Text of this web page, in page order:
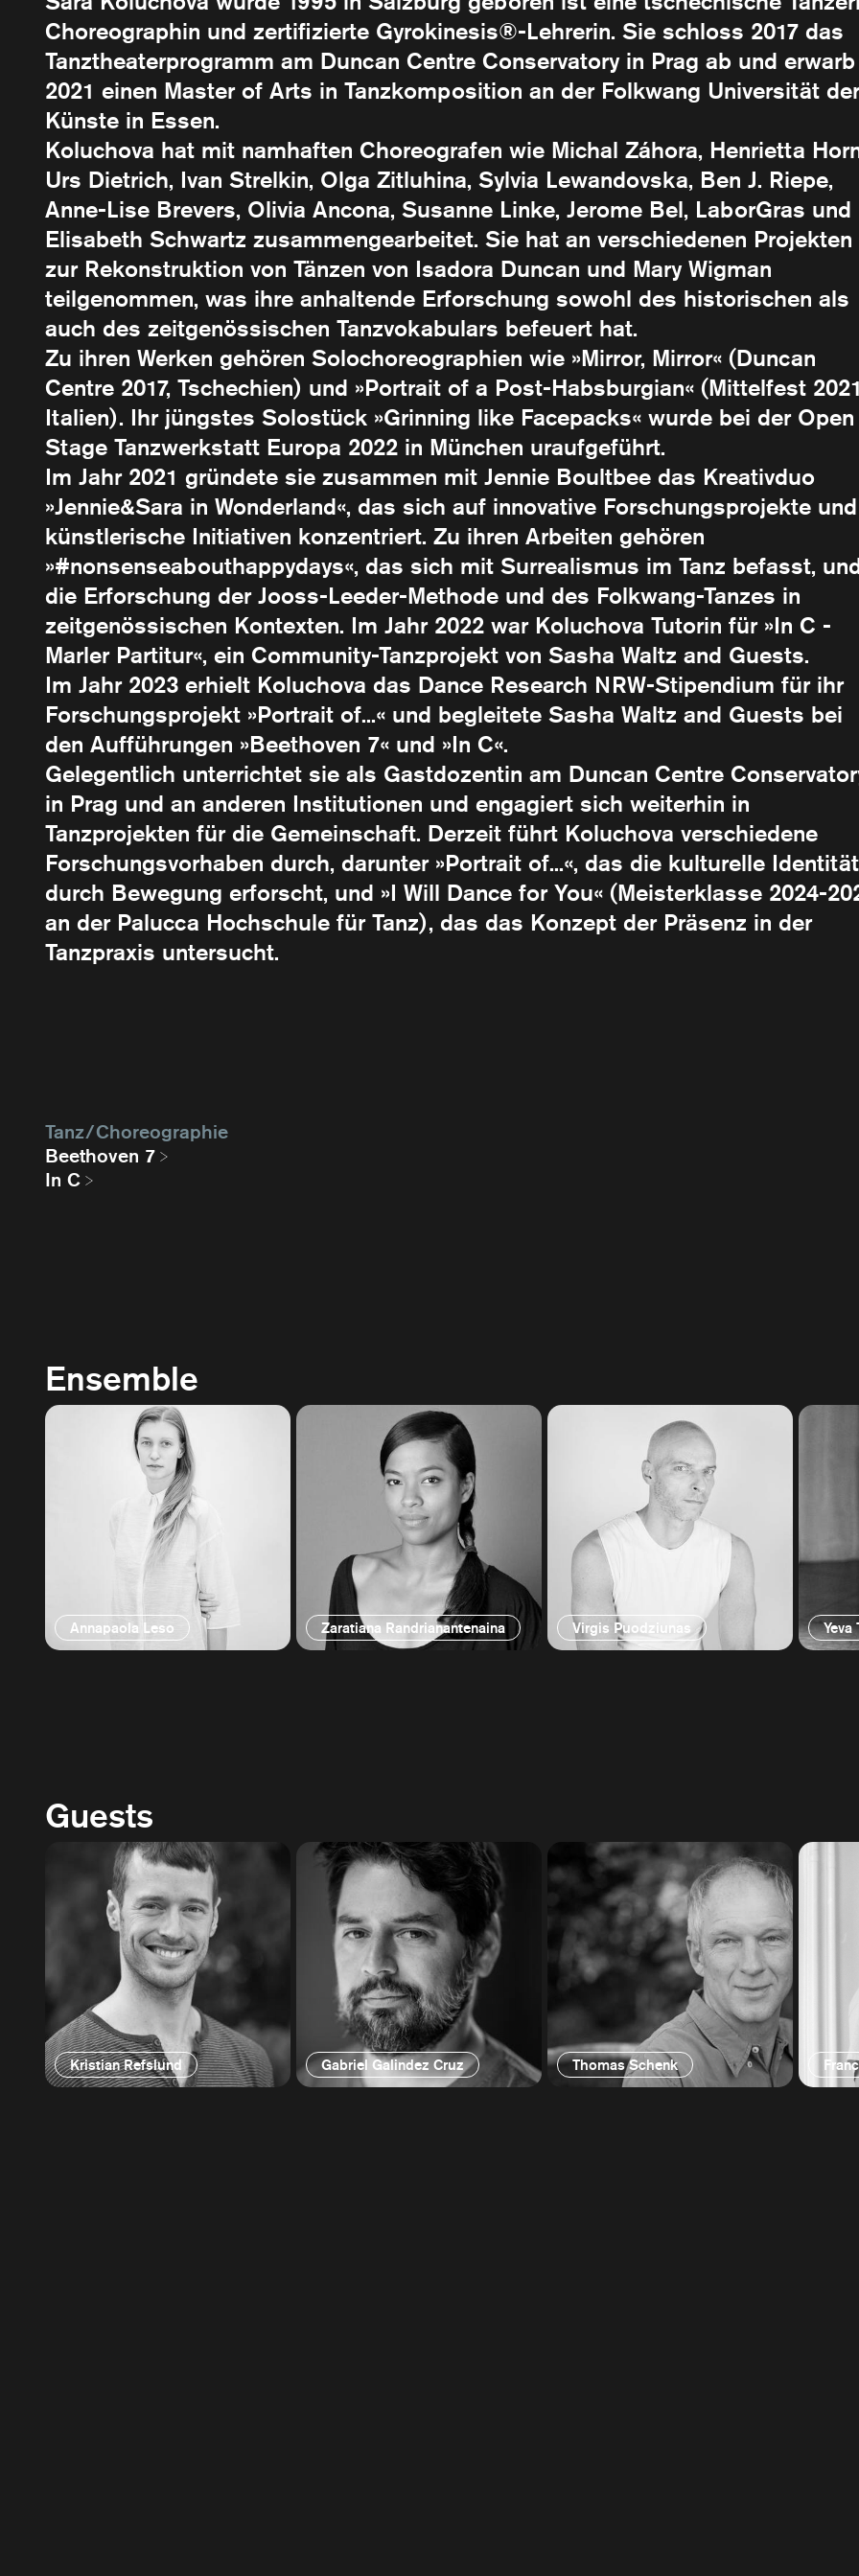
Choreographin und zertifizierte Gyrokinesis®-Lehrerin. Sie schloss 2017 das
Tanztheaterprogramm am Duncan Centre Conservatory in Prag ab und erwarb
2021 einen Master of Arts in Tanzkomposition an der Folkwang Universität der
Künste in Essen.
Koluchova hat mit namhaften Choreografen wie Michal Záhora, Henrietta
Urs Dietrich, Ivan Strelkin, Olga Zitluhina, Sylvia Lewandovska, Ben J. Riepe,
Anne-Lise Brevers, Olivia Ancona, Susanne Linke, Jerome Bel, LaborGras und
Elisabeth Schwartz zusammengearbeitet. Sie hat an verschiedenen Projekten
zur Rekonstruktion von Tänzen von Isadora Duncan und Mary Wigman
teilgenommen, was ihre anhaltende Erforschung sowohl des historischen als
auch des zeitgenössischen Tanzvokabulars befeuert hat.
Zu ihren Werken gehören Solochoreographien wie »Mirror, Mirror« (Duncan
Centre 2017, Tschechien) und »Portrait of a Post-Habsburgian« (Mittelfest
Italien). Ihr jüngstes Solostück »Grinning like Facepacks« wurde bei der Open
Stage Tanzwerkstatt Europa 2022 in München uraufgeführt.
Im Jahr 2021 gründete sie zusammen mit Jennie Boultbee das Kreativduo
»Jennie&Sara in Wonderland«, das sich auf innovative Forschungsprojekte und
künstlerische Initiativen konzentriert. Zu ihren Arbeiten gehören
»#nonsenseabouthappydays«, das sich mit Surrealismus im Tanz befasst,
die Erforschung der Jooss-Leeder-Methode und des Folkwang-Tanzes in
zeitgenössischen Kontexten. Im Jahr 2022 war Koluchova Tutorin für »In C -
Marler Partitur«, ein Community-Tanzprojekt von Sasha Waltz and Guests.
Im Jahr 2023 erhielt Koluchova das Dance Research NRW-Stipendium für ihr
Forschungsprojekt »Portrait of...« und begleitete Sasha Waltz and Guests bei
den Aufführungen »Beethoven 7« und »In C«.
Gelegentlich unterrichtet sie als Gastdozentin am Duncan Centre
in Prag und an anderen Institutionen und engagiert sich weiterhin in
Tanzprojekten für die Gemeinschaft. Derzeit führt Koluchova verschiedene
Forschungsvorhaben durch, darunter »Portrait of...«, das die kulturelle Identität
durch Bewegung erforscht, und »I Will Dance for You« (Meisterklasse 2024-
an der Palucca Hochschule für Tanz), das das Konzept der Präsenz in der
Tanzpraxis untersucht.
Tanz / Choreographie
Beethoven 7
In C
Ensemble
Annapaola Leso Zaratiana Randrianantenaina Virgis Puodziunas Yeva
Guests
Kristian Refslund Gabriel Galindez Cruz Thomas Schenk